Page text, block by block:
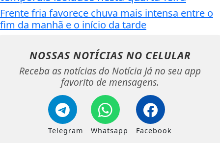
Frente fria favorece chuva mais intensa entre o
fim da manhã e o início da tarde
NOSSAS NOTÍCIAS NO CELULAR
Receba as notícias do Notícia Já no seu app
favorito de mensagens.
Telegram Whatsapp Facebook